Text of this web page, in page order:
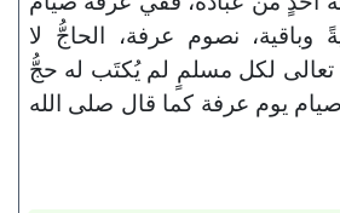
وباقية، نصوم عرفة، الحاجُّ لا
تعالى لكل مسلمٍ لم يُكتَب له حجُّ
صيام يوم عرفة كما قال صلى الله